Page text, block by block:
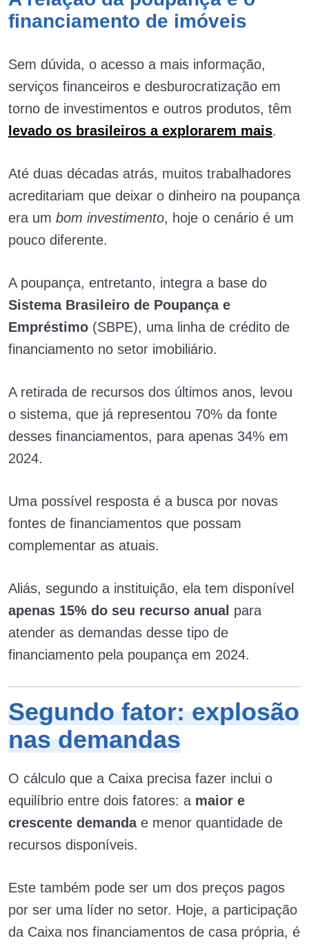
financiamento de imóveis
Sem dúvida, o acesso a mais informação,
serviços financeiros e desburocratização em
torno de investimentos e outros produtos, têm
levado os brasileiros a explorarem mais.
Até duas décadas atrás, muitos trabalhadores
acreditariam que deixar o dinheiro na poupança
era um bom investimento, hoje o cenário é um
pouco diferente.
A poupança, entretanto, integra a base do
Sistema Brasileiro de Poupança e
Empréstimo (SBPE), uma linha de crédito de
financiamento no setor imobiliário.
A retirada de recursos dos últimos anos, levou
o sistema, que já representou 70% da fonte
desses financiamentos, para apenas 34% em
2024.
Uma possível resposta é a busca por novas
fontes de financiamentos que possam
complementar as atuais.
Aliás, segundo a instituição, ela tem disponível
apenas 15% do seu recurso anual para
atender as demandas desse tipo de
financiamento pela poupança em 2024.
Segundo fator: explosão
nas demandas
O cálculo que a Caixa precisa fazer inclui o
equilíbrio entre dois fatores: a maior e
crescente demanda e menor quantidade de
recursos disponíveis.
Este também pode ser um dos preços pagos
por ser uma líder no setor. Hoje, a participação
da Caixa nos financiamentos de casa própria, é